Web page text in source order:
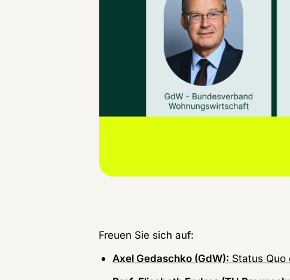
Freuen Sie sich auf:
Axel Gedaschko (GdW): Status Quo